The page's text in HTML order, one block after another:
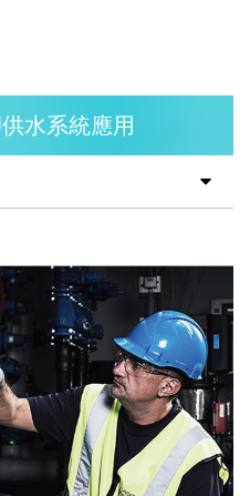
水系統應用